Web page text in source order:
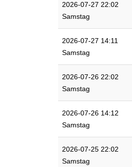
2026-07-27 22:02
Samstag
2026-07-27 14:11
Samstag
2026-07-26 22:02
Samstag
2026-07-26 14:12
Samstag
2026-07-25 22:02
Samstag